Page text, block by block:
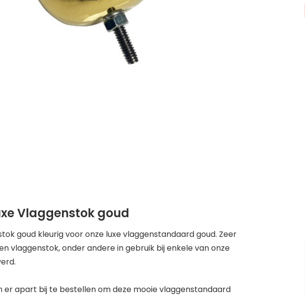
Vlaggenstok goud
goud kleurig voor onze luxe vlaggenstandaard goud. Zeer
vlaggenstok, onder andere in gebruik bij enkele van onze
er apart bij te bestellen om deze mooie vlaggenstandaard